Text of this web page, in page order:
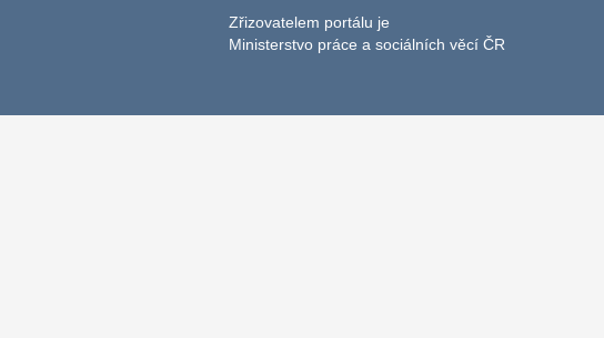
Zřizovatelem portálu je
Ministerstvo práce a sociálních věcí ČR